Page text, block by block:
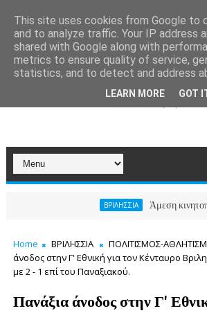
ΒΡΙΛΗΣΣΙΑ Άμεση κινητοποίηση
Home ΒΡΙΛΗΣΣΙΑ ΠΟΛΙΤΙΣΜΟΣ-
άνοδος στην Γ' Εθνική για τον Κένταυρο
με 2 - 1 επί του Παναξιακού.
Πανάξια άνοδος στην Γ'
This site uses cookies from Google to
and to analyze traffic. Your IP address
shared with Google along with
metrics to ensure quality of service,
statistics, and to detect and address
LEARN MORE GOT